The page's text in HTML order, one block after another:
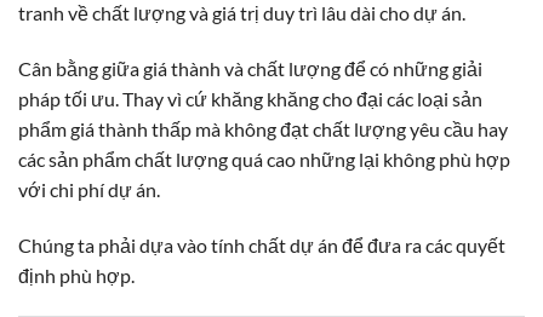
tranh về chất lượng và giá trị duy trì lâu dài cho dự án.
Cân bằng giữa giá thành và chất lượng để có những giải
pháp tối ưu. Thay vì cứ khăng khăng cho đại các loại sản
phẩm giá thành thấp mà không đạt chất lượng yêu cầu hay
các sản phẩm chất lượng quá cao những lại không phù hợp
với chi phí dự án.
Chúng ta phải dựa vào tính chất dự án để đưa ra các quyết
định phù hợp.